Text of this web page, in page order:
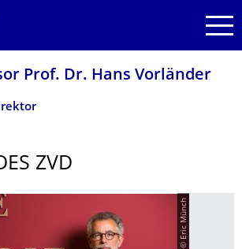
Prof. Dr. Hans Vorländer
ZVD
© Eric Münch